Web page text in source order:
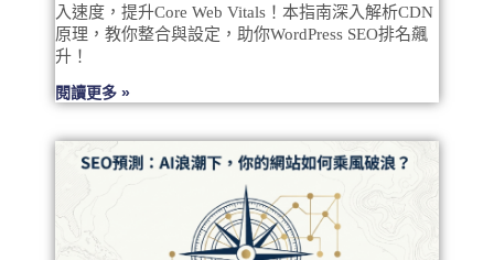
入速度，提升Core Web Vitals！本指南深入解析CDN
原理，教你整合與設定，助你WordPress SEO排名飆
升！
閱讀更多 »